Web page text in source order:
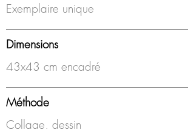
Exemplaire unique
Dimensions
43x43 cm encadré
Méthode
Collage, dessin